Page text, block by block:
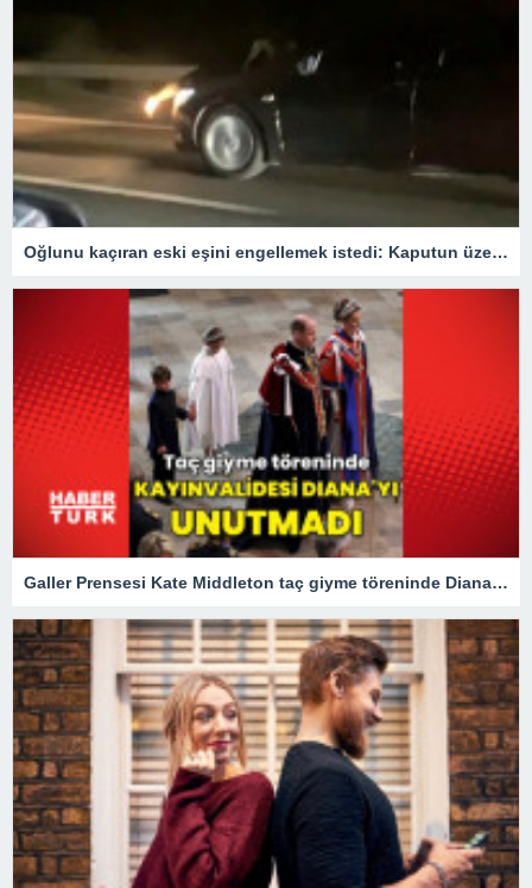
Oğlunu kaçıran eski eşini engellemek istedi: Kaputun üzerinde 40 km gitti
Galler Prensesi Kate Middleton taç giyme töreninde Diana'yı unutmadı